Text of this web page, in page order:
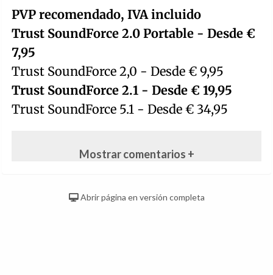
PVP recomendado, IVA incluido
Trust SoundForce 2.0 Portable - Desde €
7,95
Trust SoundForce 2,0 - Desde € 9,95
Trust SoundForce 2.1 - Desde € 19,95
Trust SoundForce 5.1 - Desde € 34,95
Mostrar comentarios +
Abrir página en versión completa